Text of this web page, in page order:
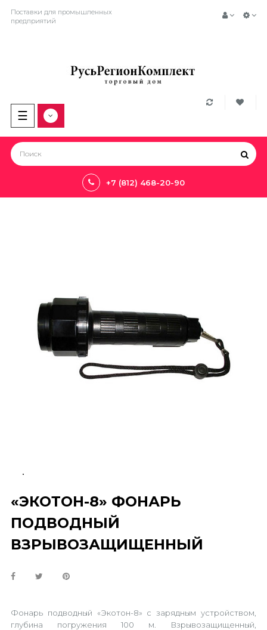
Поставки для промышленных
предприятий
Toggle
navigation
☰
+7 (812) 468-20-90
«ЭКОТОН-8» ФОНАРЬ
ПОДВОДНЫЙ
ВЗРЫВОЗАЩИЩЕННЫЙ
Фонарь подводный «Экотон-8» с зарядным устройством,
глубина погружения 100 м. Взрывозащищенный,